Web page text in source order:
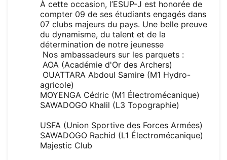
À cette occasion, l’ESUP-J est honorée de
compter 09 de ses étudiants engagés dans
07 clubs majeurs du pays. Une belle preuve
du dynamisme, du talent et de la
détermination de notre jeunesse
Nos ambassadeurs sur les parquets :
AOA (Académie d'Or des Archers)
OUATTARA Abdoul Samire (M1 Hydro-
agricole)
MOYENGA Cédric (M1 Électromécanique)
SAWADOGO Khalil (L3 Topographie)
USFA (Union Sportive des Forces Armées)
SAWADOGO Rachid (L1 Électromécanique)
Majestic Club